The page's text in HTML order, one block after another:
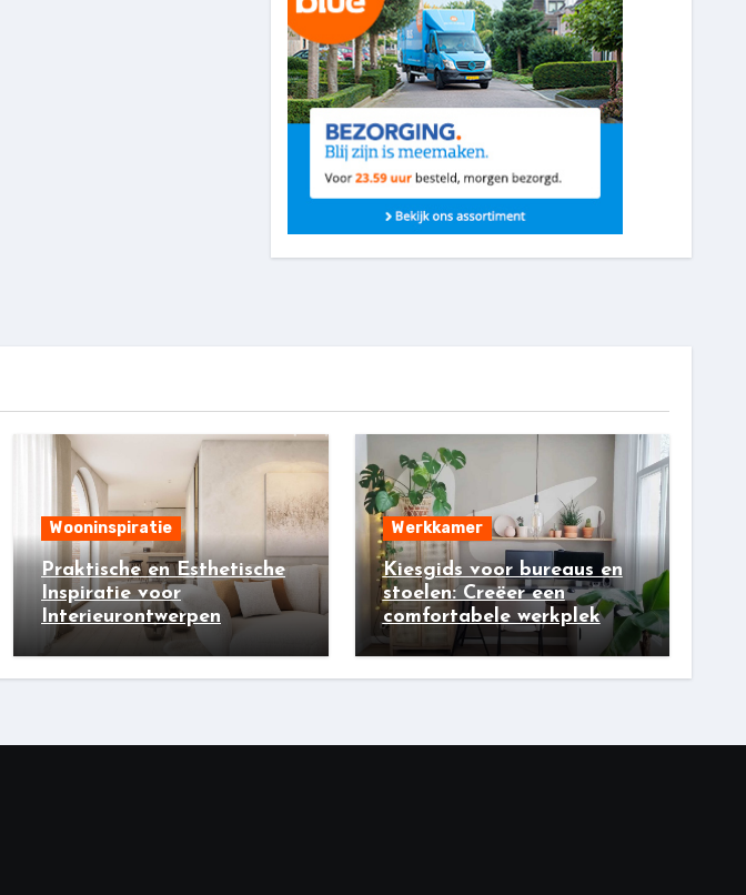
Wooninspiratie
Praktische en Esthetische
Inspiratie voor
Interieurontwerpen
Werkkamer
Kiesgids voor bureaus en
stoelen: Creëer een
comfortabele werkplek